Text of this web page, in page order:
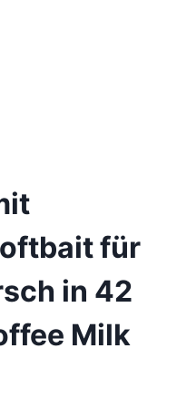
für
in 42
Milk